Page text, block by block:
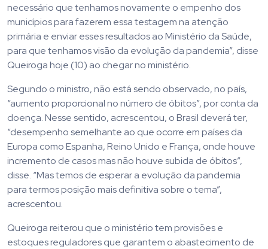
necessário que tenhamos novamente o empenho dos
municípios para fazerem essa testagem na atenção
primária e enviar esses resultados ao Ministério da Saúde,
para que tenhamos visão da evolução da pandemia”, disse
Queiroga hoje (10) ao chegar no ministério.
Segundo o ministro, não está sendo observado, no país,
“aumento proporcional no número de óbitos”, por conta da
doença. Nesse sentido, acrescentou, o Brasil deverá ter,
“desempenho semelhante ao que ocorre em países da
Europa como Espanha, Reino Unido e França, onde houve
incremento de casos mas não houve subida de óbitos”,
disse. “Mas temos de esperar a evolução da pandemia
para termos posição mais definitiva sobre o tema”,
acrescentou.
Queiroga reiterou que o ministério tem provisões e
estoques reguladores que garantem o abastecimento de